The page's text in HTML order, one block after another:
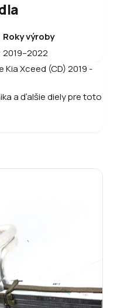
Roky výroby
2019–2022
KiaXceed (CD) 2019 -
a ďalšie diely pre toto